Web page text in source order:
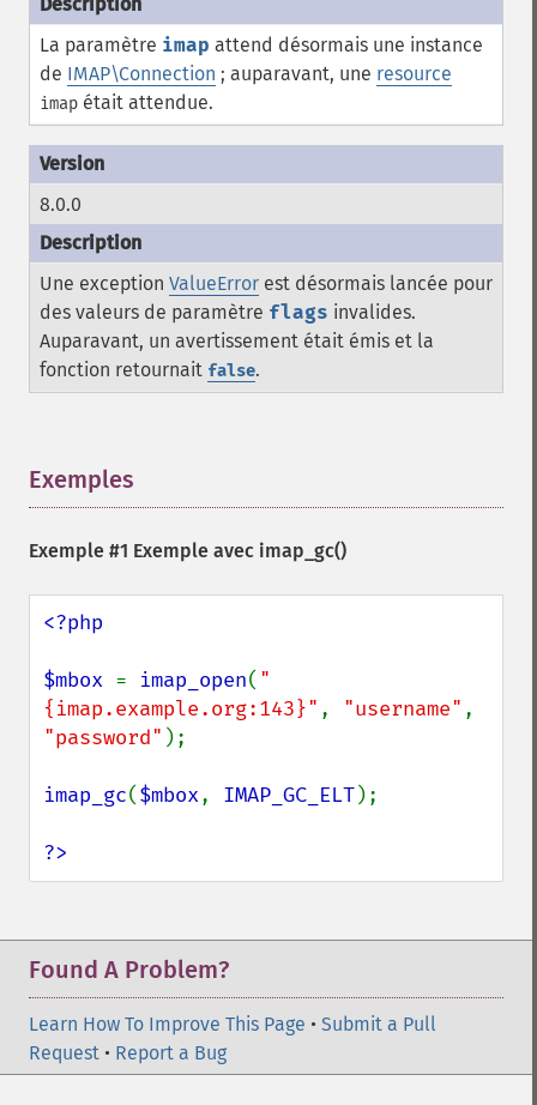
La paramètre imap attend désormais une instance
de IMAP\Connection ; auparavant, une resource
imap était attendue.
8.0.0
Une exception ValueError est désormais lancée pour
des valeurs de paramètre flags invalides.
Auparavant, un avertissement était émis et la
fonction retournait false.
Exemples
Exemple #1 Exemple avec imap_gc()
<?php
$mbox = imap_open( "
{imap.example.org:143}" , "username"
"password" );
imap_gc($mbox, IMAP_GC_ELT);
?>
Found A Problem?
Learn How To Improve This Page • Submit a Pull
Request • Report a Bug